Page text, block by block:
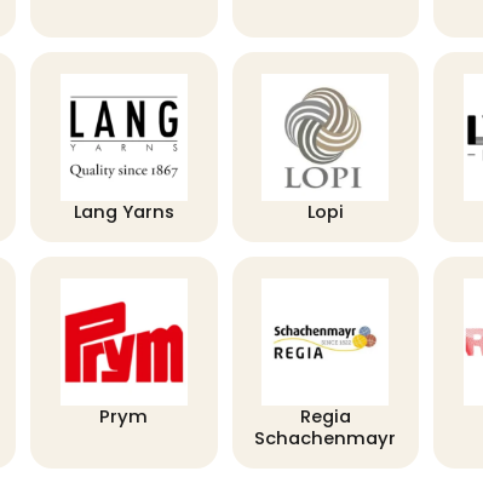
Lang Yarns Lopi
Prym
Regia
Schachenmayr